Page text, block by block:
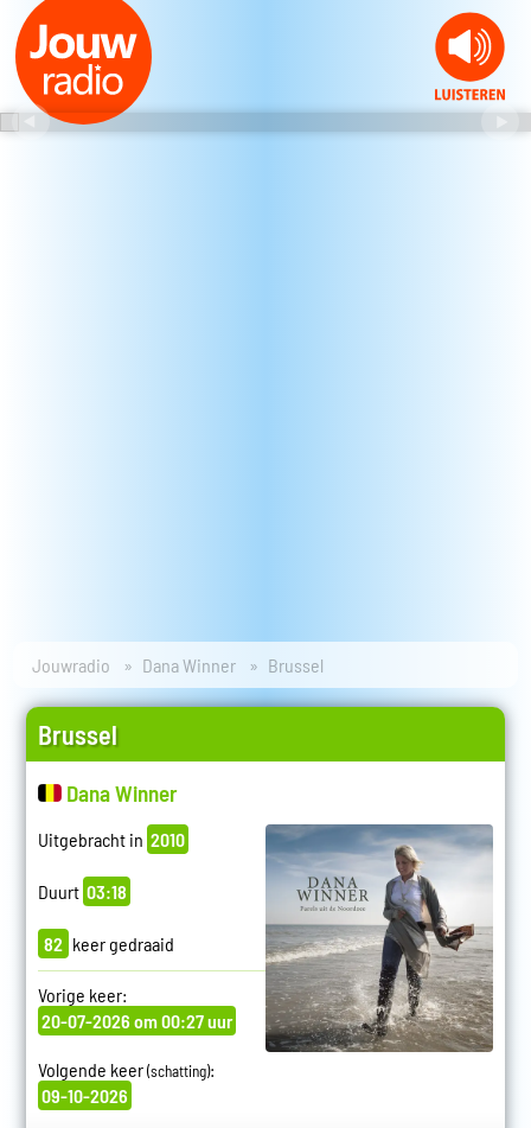
Jouwradio Dana Winner Brussel
Brussel
Dana Winner
Uitgebracht in 2010
Duurt 03:18
82 keer gedraaid
Vorige keer:
20-07-2026 om 00:27 uur
Volgende keer(schatting):
09-10-2026